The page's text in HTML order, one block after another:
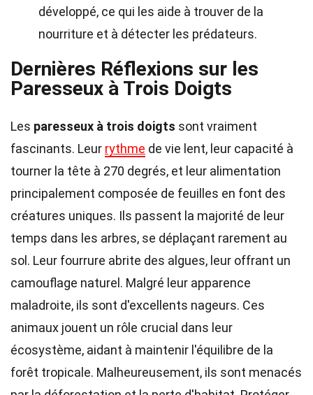
développé, ce qui les aide à trouver de la
nourriture et à détecter les prédateurs.
Dernières Réflexions sur les
Paresseux à Trois Doigts
Les paresseux à trois doigts sont vraiment
fascinants. Leur rythme de vie lent, leur capacité à
tourner la tête à 270 degrés, et leur alimentation
principalement composée de feuilles en font des
créatures uniques. Ils passent la majorité de leur
temps dans les arbres, se déplaçant rarement au
sol. Leur fourrure abrite des algues, leur offrant un
camouflage naturel. Malgré leur apparence
maladroite, ils sont d'excellents nageurs. Ces
animaux jouent un rôle crucial dans leur
écosystème, aidant à maintenir l'équilibre de la
forêt tropicale. Malheureusement, ils sont menacés